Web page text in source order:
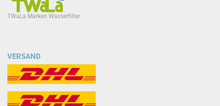
TWaLa Marken Wasserfilter
VERSAND